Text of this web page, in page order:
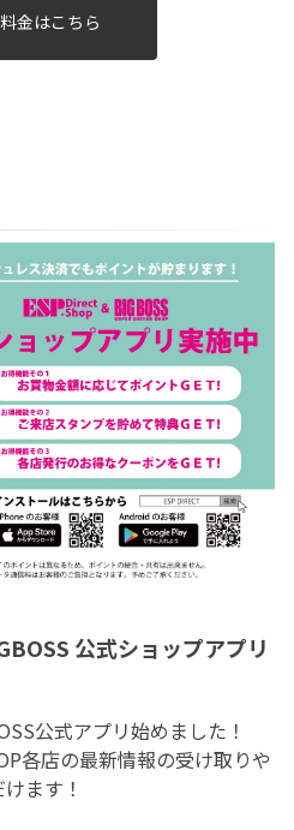
金はこちら
公式ショップアプリ
公式アプリ始めました！
各店の最新情報の受け取りや
ます！